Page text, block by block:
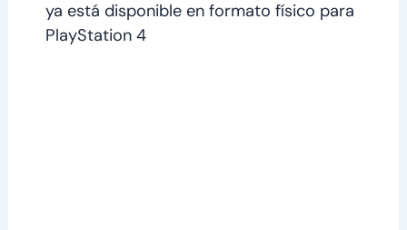
ya está disponible en formato físico para
PlayStation 4